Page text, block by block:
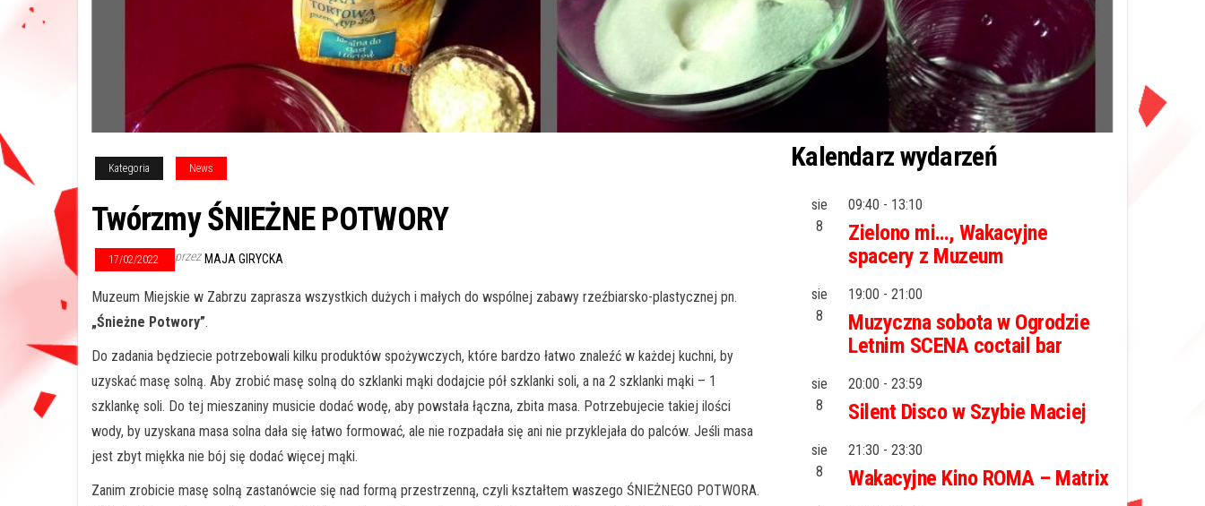
Kategoria News
Twórzmy ŚNIEŻNE POTWORY
17/02/2022 przez MAJA GIRYCKA
Muzeum Miejskie w Zabrzu zaprasza wszystkich dużych i małych do wspólnej zabawy rzeźbiarsko-plastycznej pn.
„Śnieżne Potwory”.
Do zadania będziecie potrzebowali kilku produktów spożywczych, które bardzo łatwo znaleźć w każdej kuchni, by
uzyskać masę solną. Aby zrobić masę solną do szklanki mąki dodajcie pół szklanki soli, a na 2 szklanki mąki – 1
szklankę soli. Do tej mieszaniny musicie dodać wodę, aby powstała łączna, zbita masa. Potrzebujecie takiej ilości
wody, by uzyskana masa solna dała się łatwo formować, ale nie rozpadała się ani nie przyklejała do palców. Jeśli masa
jest zbyt miękka nie bój się dodać więcej mąki.
Zanim zrobicie masę solną zastanówcie się nad formą przestrzenną, czyli kształtem waszego ŚNIEŻNEGO POTWORA.
Kalendarz wydarzeń
sie
8
09:40 - 13:10
Zielono mi…, Wakacyjne
spacery z Muzeum
sie
8
19:00 - 21:00
Muzyczna sobota w Ogrodzie
Letnim SCENA coctail bar
sie
8
20:00 - 23:59
Silent Disco w Szybie Maciej
sie
8
21:30 - 23:30
Wakacyjne Kino ROMA – Matrix